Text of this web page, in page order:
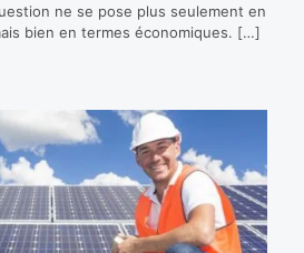
ne se pose plus seulement en
bien en termes économiques. […]